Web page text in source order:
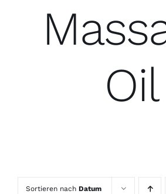
Oil
Sortieren nach Datum